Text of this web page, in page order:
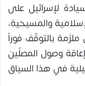
لإسرائيل على
والمسيحية،
ملزَمة بالتوقّف فوراً
وصول المصلّين
في هذا السياق